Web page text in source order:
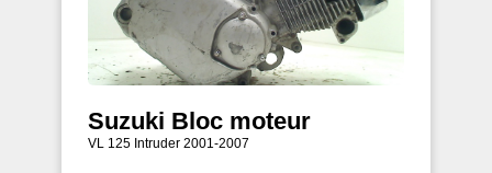
Suzuki Bloc moteur
VL 125 Intruder 2001-2007